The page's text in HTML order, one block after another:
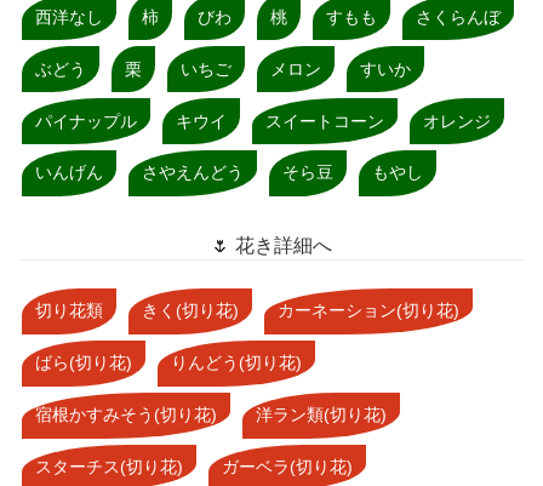
西洋なし 柿 びわ 桃 すもも さくらんぼ
ぶどう 栗 いちご メロン すいか
パイナップル キウイ スイートコーン オレンジ
いんげん さやえんどう そら豆 もやし
🌷 花き詳細へ
切り花類 きく(切り花) カーネーション(切り花)
ばら(切り花) りんどう(切り花)
宿根かすみそう(切り花) 洋ラン類(切り花)
スターチス(切り花) ガーベラ(切り花)